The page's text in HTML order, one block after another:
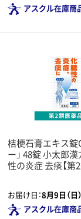
アスクル在庫商
桔梗石膏エキス錠
ー」 48錠 小太郎
性の炎症 去痰【第
お届け日：8月9日（日）
アスクル在庫商